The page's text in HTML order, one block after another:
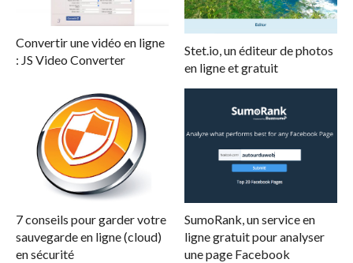
Convertir une vidéo en ligne
: JS Video Converter
Stet.io, un éditeur de photos
en ligne et gratuit
7 conseils pour garder votre
sauvegarde en ligne (cloud)
en sécurité
SumoRank, un service en
ligne gratuit pour analyser
une page Facebook